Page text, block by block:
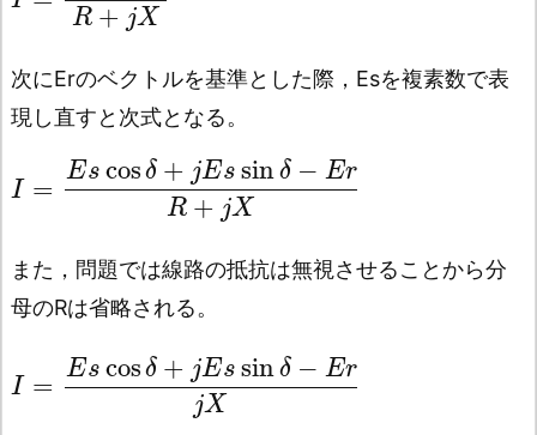
R + jX
次にErのベクトルを基準とした際，Esを複素数で表
現し直すと次式となる。
I =
Es cos δ + jEs sin δ − Er
R + jX
また，問題では線路の抵抗は無視させることから分
母のRは省略される。
I =
Es cos δ + jEs sin δ − Er
jX